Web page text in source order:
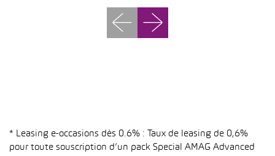
* Leasing e-occasions dès 0.6% : Taux de leasing de 0,6%
pour toute souscription d’un pack Special AMAG Advanced